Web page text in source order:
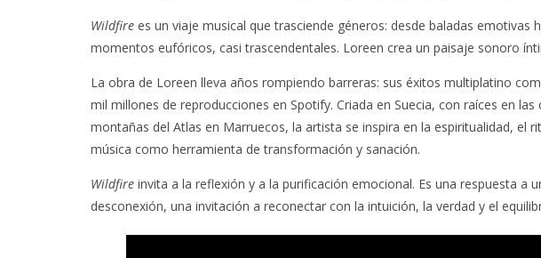
Wildfire es un viaje musical que trasciende géneros: desde baladas emotivas
momentos eufóricos, casi trascendentales. Loreen crea un paisaje sonoro
La obra de Loreen lleva años rompiendo barreras: sus éxitos multiplatino
mil millones de reproducciones en Spotify. Criada en Suecia, con raíces en
montañas del Atlas en Marruecos, la artista se inspira en la espiritualidad, el
música como herramienta de transformación y sanación.
Wildfire invita a la reflexión y a la purificación emocional. Es una respuesta a
desconexión, una invitación a reconectar con la intuición, la verdad y el